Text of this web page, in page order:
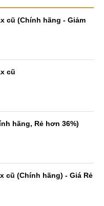
cũ (Chính hãng - Giảm
cũ
hãng, Rẻ hơn 36%)
cũ (Chính hãng) - Giá Rẻ